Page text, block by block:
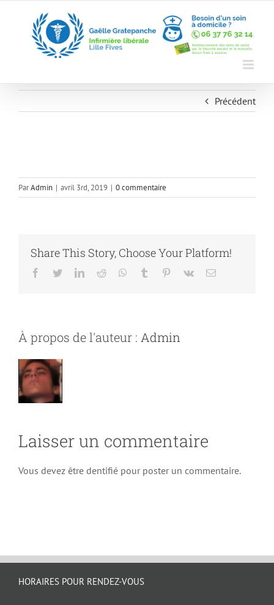
Précédent
ParAdmin | avril 3rd, 2019 | 0 commentaire
Share This Story, Choose Your Platform!
Facebook
TwitterLinkedIn
Reddit Whatsapp
Tumblr Pinterest
Vk Email
À propos de l'auteur : Admin
Laisser un commentaire
Vous devez être dentifié pour poster un commentaire.
HORAIRES POUR RENDEZ-VOUS